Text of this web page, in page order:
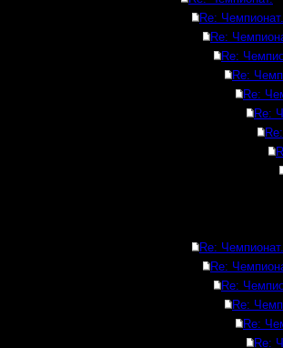
Re: Чемпионат.
Re:
Re:
Re:
Re:
Re:
Re: Чемпионат.
Re:
Re:
Re:
Re:
Re: